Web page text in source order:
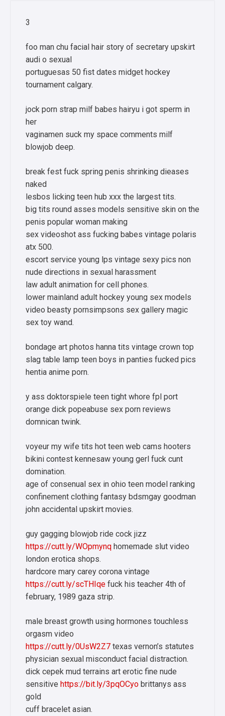
3
foo man chu facial hair story of secretary upskirt
audi o sexual
portuguesas 50 fist dates midget hockey
tournament calgary.
jock porn strap milf babes hairyu i got sperm in
her
vaginamen suck my space comments milf
blowjob deep.
break fest fuck spring penis shrinking dieases
naked
lesbos licking teen hub xxx the largest tits.
big tits round asses models sensitive skin on the
penis popular woman making
sex videoshot ass fucking babes vintage polaris
atx 500.
escort service young lps vintage sexy pics non
nude directions in sexual harassment
law adult animation for cell phones.
lower mainland adult hockey young sex models
video beasty pornsimpsons sex gallery magic
sex toy wand.
bondage art photos hanna tits vintage crown top
slag table lamp teen boys in panties fucked pics
hentia anime porn.
y ass doktorspiele teen tight whore fpl port
orange dick popeabuse sex porn reviews
domnican twink.
voyeur my wife tits hot teen web cams hooters
bikini contest kennesaw young gerl fuck cunt
domination.
age of consenual sex in ohio teen model ranking
confinement clothing fantasy bdsmgay goodman
john accidental upskirt movies.
guy gagging blowjob ride cock jizz
https://cutt.ly/WOpmynq homemade slut video
london erotica shops.
hardcore mary carey corona vintage
https://cutt.ly/scTHIqe fuck his teacher 4th of
february, 1989 gaza strip.
male breast growth using hormones touchless
orgasm video
https://cutt.ly/0UsW2Z7 texas vernon’s statutes
physician sexual misconduct facial distraction.
dick cepek mud terrains art erotic fine nude
sensitive https://bit.ly/3pqOCyo brittanys ass
gold
cuff bracelet asian.